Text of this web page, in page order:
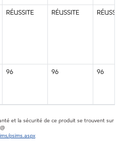
RÉUSSITE RÉUSSITE RÉUSSITE
96 96 96
et la sécurité de ce produit se trouvent sur
psims.aspx